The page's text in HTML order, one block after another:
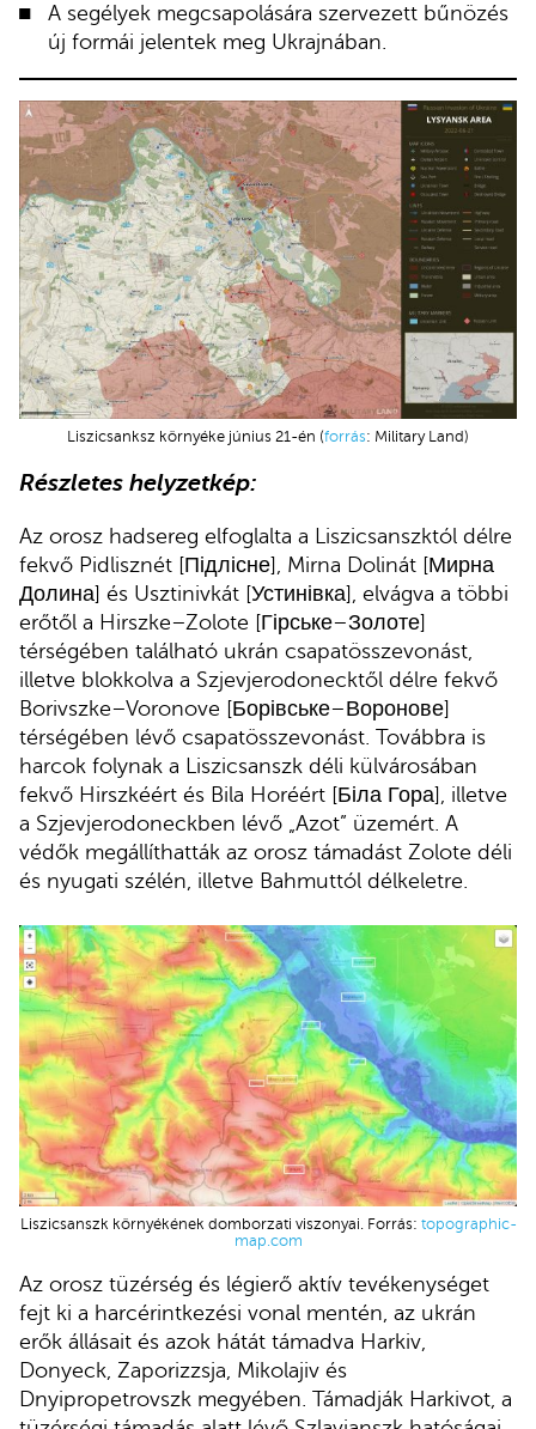
A segélyek megcsapolására szervezett bűnözés
új formái jelentek meg Ukrajnában.
Liszicsanksz környéke június 21-én (forrás: Military Land)
Részletes helyzetkép:
Az orosz hadsereg elfoglalta a Liszicsanszktól délre
fekvő Pidlisznét [Підлісне], Mirna Dolinát [Мирна
Долина] és Usztinivkát [Устинівка], elvágva a többi
erőtől a Hirszke–Zolote [Гірське–Золоте]
térségében található ukrán csapatösszevonást,
illetve blokkolva a Szjevjerodonecktől délre fekvő
Borivszke–Voronove [Борівське–Воронове]
térségében lévő csapatösszevonást. Továbbra is
harcok folynak a Liszicsanszk déli külvárosában
fekvő Hirszkéért és Bila Horéért [Біла Гора], illetve
a Szjevjerodoneckben lévő „Azot” üzemért. A
védők megállíthatták az orosz támadást Zolote déli
és nyugati szélén, illetve Bahmuttól délkeletre.
Liszicsanszk környékének domborzati viszonyai. Forrás: topographic-
map.com
Az orosz tüzérség és légierő aktív tevékenységet
fejt ki a harcérintkezési vonal mentén, az ukrán
erők állásait és azok hátát támadva Harkiv,
Donyeck, Zaporizzsja, Mikolajiv és
Dnyipropetrovszk megyében. Támadják Harkivot, a